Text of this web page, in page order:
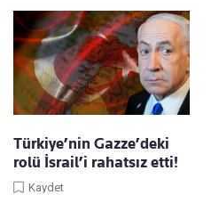
Türkiye’nin Gazze’deki
rolü İsrail’i rahatsız etti!
Kaydet